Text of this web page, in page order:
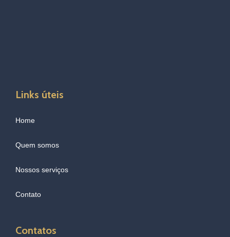
Links úteis
Home
Quem somos
Nossos serviços
Contato
Contatos